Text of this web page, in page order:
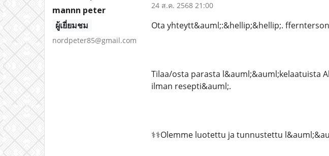
mannn peter
ผู้เยี่ยมชม
nordpeter85@gmail.com
24 ส.ค. 2568 21:00
Ota yhteytt&auml;:&hellip;&hellip;.
Tilaa/osta parasta l&auml;&auml;kelaatuista
ilman resepti&auml;.
⚕️⚕️Olemme luotettu ja tunnustettu